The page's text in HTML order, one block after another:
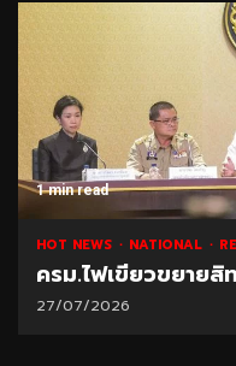
1 min read
HOT NEWS NATIONAL
ครม.ไฟเขียวขยาย
27/07/2026